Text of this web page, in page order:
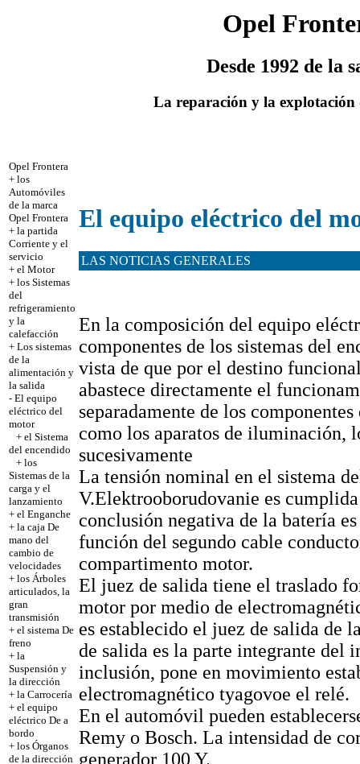
Opel
Desde 1992 de la
La reparación y la
Opel Frontera
+ los
Automóviles
de la marca
Opel Frontera
+ la partida
Corriente y el
servicio
+ el Motor
+ los Sistemas
del
refrigeramiento
y la
calefacción
+ Los sistemas
de la
alimentación y
la salida
- El equipo
eléctrico del
motor
+ el Sistema
del encendido
+ los
Sistemas de la
carga y el
lanzamiento
+ el Enganche
+ la caja De
mano del
cambio de
velocidades
+ los Árboles
articulados, la
gran
transmisión
+ el sistema De
freno
+ la
Suspensión y
la dirección
+ la Carrocería
+ el equipo
eléctrico De a
bordo
+ los Órganos
de la dirección
El equipo eléctrico del
LAS NOTICIAS GENERALES
En la composición del equipo
componentes de los sistemas del
vista de que por el destino
abastece directamente el
separadamente de los
como los aparatos de iluminación,
sucesivamente
La tensión nominal en el sistema
V.Elektrooborudovanie es
conclusión negativa de la batería
función del segundo cable
compartimento motor.
El juez de salida tiene el traslado
motor por medio de
es establecido el juez de salida de
de salida es la parte integrante del
inclusión, pone en movimiento
electromagnético tyagovoe el relé.
En el automóvil pueden
Remy o Bosch. La intensidad de
generador 100 Y.